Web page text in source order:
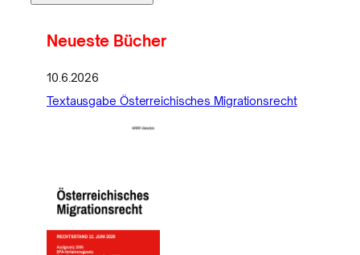
Neueste Bücher
10.6.2026
Textausgabe Österreichisches Migrationsrecht